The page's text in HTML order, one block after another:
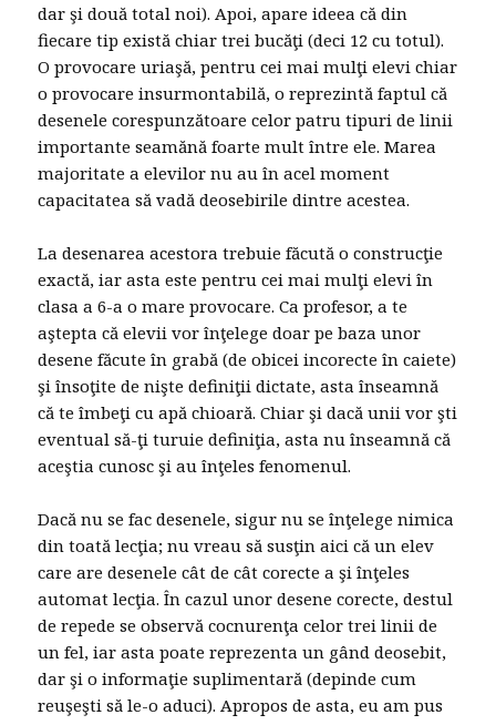
dar şi două total noi). Apoi, apare ideea că din
fiecare tip există chiar trei bucăţi (deci 12 cu totul).
O provocare uriaşă, pentru cei mai mulţi elevi chiar
o provocare insurmontabilă, o reprezintă faptul că
desenele corespunzătoare celor patru tipuri de linii
importante seamănă foarte mult între ele. Marea
majoritate a elevilor nu au în acel moment
capacitatea să vadă deosebirile dintre acestea.
La desenarea acestora trebuie făcută o construcţie
exactă, iar asta este pentru cei mai mulţi elevi în
clasa a 6-a o mare provocare. Ca profesor, a te
aştepta că elevii vor înţelege doar pe baza unor
desene făcute în grabă (de obicei incorecte în caiete)
şi însoţite de nişte definiţii dictate, asta înseamnă
că te îmbeţi cu apă chioară. Chiar şi dacă unii vor şti
eventual să-ţi turuie definiţia, asta nu înseamnă că
aceştia cunosc şi au înţeles fenomenul.
Dacă nu se fac desenele, sigur nu se înţelege nimica
din toată lecţia; nu vreau să susţin aici că un elev
care are desenele cât de cât corecte a şi înţeles
automat lecţia. În cazul unor desene corecte, destul
de repede se observă cocnurenţa celor trei linii de
un fel, iar asta poate reprezenta un gând deosebit,
dar şi o informaţie suplimentară (depinde cum
reuşeşti să le-o aduci). Apropos de asta, eu am pus